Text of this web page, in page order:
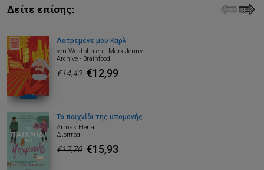
Δείτε επίσης:
Λατρεμένε μου Καρλ
von Westphalen - Marx Jenny
Archive - Brainfood
€14,43 €12,99
Το παιχνίδι της υπομονής
Armas Elena
Διόπτρα
€17,70 €15,93